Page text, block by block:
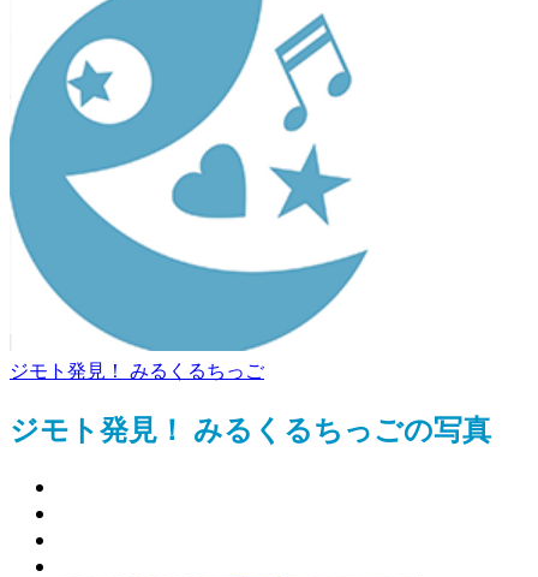
ジモト発見！ みるくるちっご
ジモト発見！ みるくるちっごの写真